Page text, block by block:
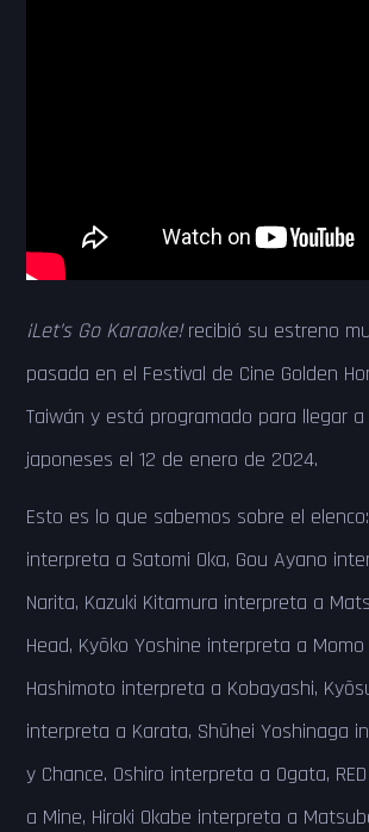
¡Let’s Go Karaoke!recibió su estreno
pasada en el Festival de Cine Golden
Taiwán y está programado para llegar a
japoneses el 12 de enero de 2024.
Esto es lo que sabemos sobre el
interpreta a Satomi Oka, Gou Ayano
Narita, Kazuki Kitamura interpreta a
Head, Kyōko Yoshine interpreta a
Hashimoto interpreta a Kobayashi,
interpreta a Karata, Shūhei Yoshinaga
y Chance. Oshiro interpreta a Ogata,
a Mine, Hiroki Okabe interpreta a